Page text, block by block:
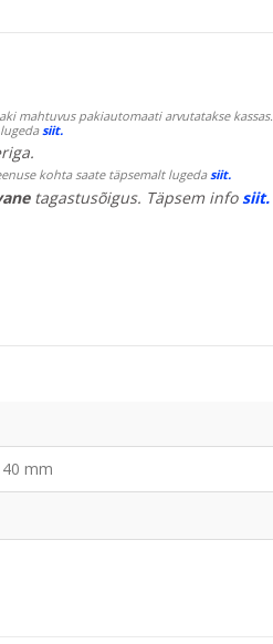
mahtuvus pakiautomaati arvutatakse kassas.
siit.
kohta saate täpsemalt lugedasiit.
tagastusõigus. Täpsem info siit.
mm